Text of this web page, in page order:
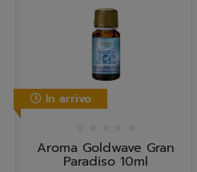
In arrivo
Aroma Goldwave Gran
Paradiso 10ml